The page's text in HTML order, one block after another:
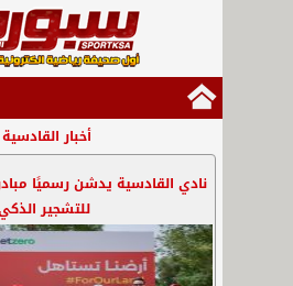
أخبار القادسية
نادي القادسية يدشن رسميًا
للتشجير